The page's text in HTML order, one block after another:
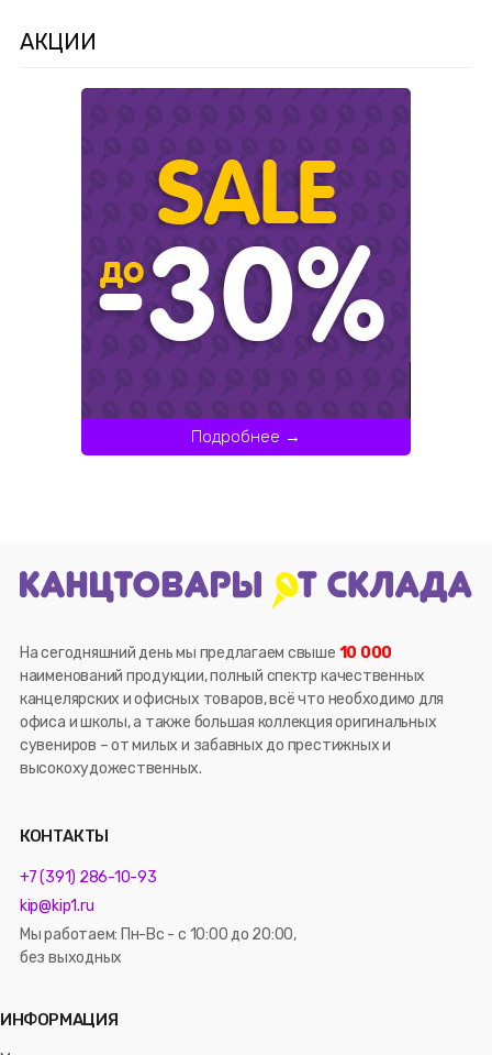
АКЦИИ
Подробнее →
На сегодняшний день мы предлагаем свыше 10 000
наименований продукции, полный спектр качественных
канцелярских и офисных товаров, всё что необходимо для
офиса и школы, а также большая коллекция оригинальных
сувениров – от милых и забавных до престижных и
высокохудожественных.
КОНТАКТЫ
+7 (391) 286-10-93
kip@kip1.ru
Мы работаем: Пн-Вс - с 10:00 до 20:00,
без выходных
ИНФОРМАЦИЯ